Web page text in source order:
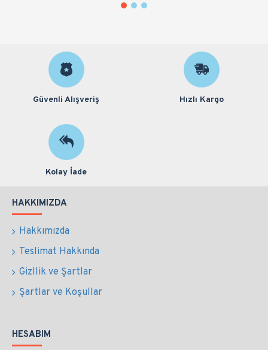
Güvenli Alışveriş Hızlı Kargo
Kolay İade
HAKKIMIZDA
Hakkımızda
Teslimat Hakkında
Gizllik ve Şartlar
Şartlar ve Koşullar
HESABIM